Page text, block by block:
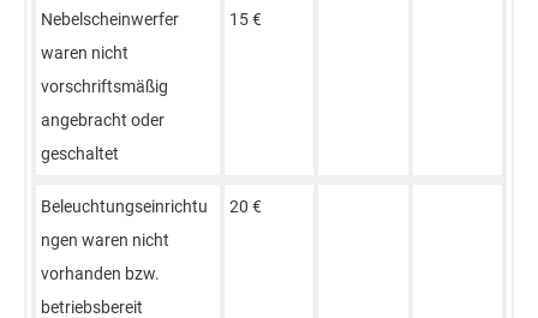
Nebelscheinwerfer
waren nicht
vorschriftsmäßig
angebracht oder
geschaltet
15 €
Beleuchtungseinrichtu
ngen waren nicht
vorhanden bzw.
betriebsbereit
20 €